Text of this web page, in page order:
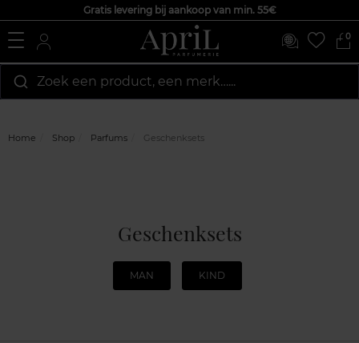
Gratis levering bij aankoop van min. 55€
0
Zoek een product, een merk…...
Home Shop Parfums Geschenksets
Geschenksets
MAN KIND